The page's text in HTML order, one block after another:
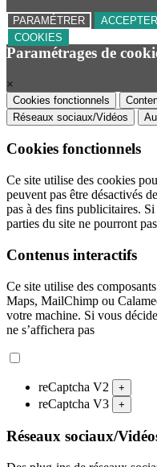
PARAMÉTRER ACCEPTER
COOKIES
Paramétrages de
×
Cookies fonctionnels
Réseaux sociaux/Vidéos
Cookies fonctionnels
Ce site utilise des cookies
peuvent pas être désactivés
pas à des fins publicitaires.
parties du site ne pourront
Contenus interactifs
Ce site utilise des
Maps, MailChimp ou
votre machine. Si vous
ne s’affichera pas
reCaptcha V2 +
reCaptcha V3 +
Réseaux sociaux/